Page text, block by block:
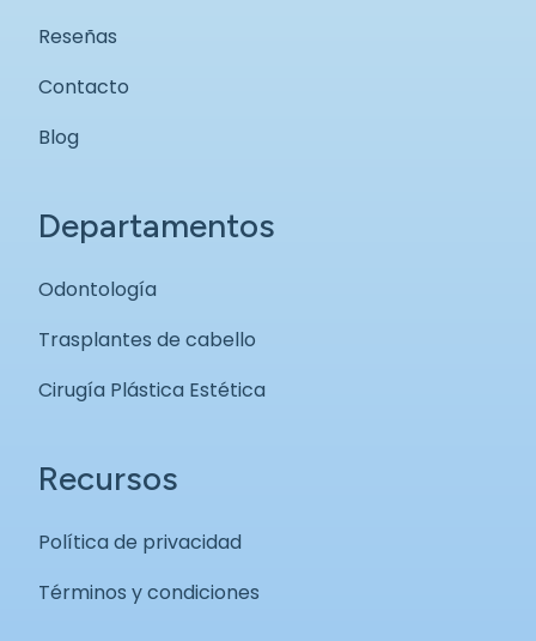
Reseñas
Contacto
Blog
Departamentos
Odontología
Trasplantes de cabello
Cirugía Plástica Estética
Recursos
Política de privacidad
Términos y condiciones